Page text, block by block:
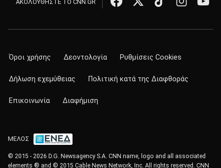
ΑΚΟΛΟΥΘΗΣΤΕ ΤΟ CNN.GR
Όροι χρήσης Δεοντολογία Ρυθμίσεις Cookies
Δήλωση εχεμύθειας Πολιτική κατά της Διαφθοράς
Επικοινωνία Διαφήμιση
ΜΕΛΟΣ
© 2015 - 2026 D.G. Newsagency S.A. CNN name, logo and all associated
elements ® and © 2015 Cable News Network, Inc. All rights reserved. CNN